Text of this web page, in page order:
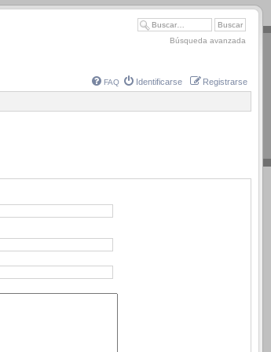
Búsqueda avanzada
FAQ Identificarse Registrarse